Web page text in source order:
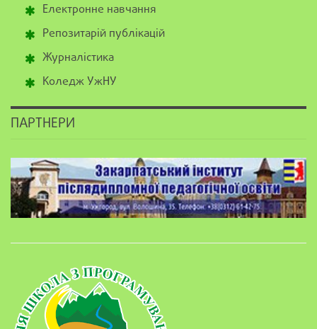
Електронне навчання
Репозитарій публікацій
Журналістика
Коледж УжНУ
ПАРТНЕРИ